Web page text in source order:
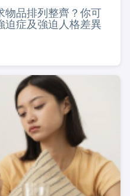
物品排列整齊？你可
迫症及強迫人格差異